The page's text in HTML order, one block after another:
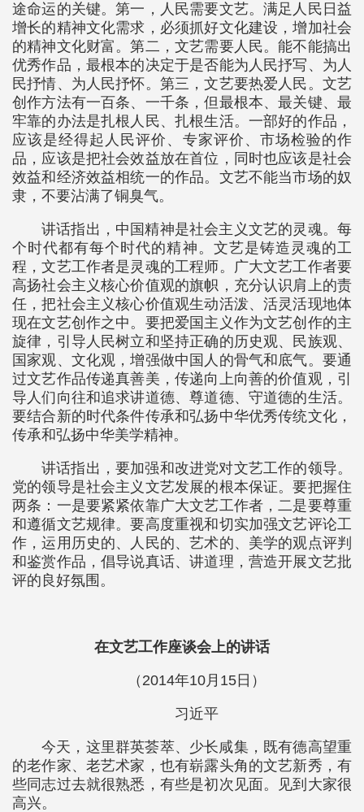
途命运的关键。第一，人民需要文艺。满足人民日益
增长的精神文化需求，必须抓好文化建设，增加社会
的精神文化财富。第二，文艺需要人民。能不能搞出
优秀作品，最根本的决定于是否能为人民抒写、为人
民抒情、为人民抒怀。第三，文艺要热爱人民。文艺
创作方法有一百条、一千条，但最根本、最关键、最
牢靠的办法是扎根人民、扎根生活。一部好的作品，
应该是经得起人民评价、专家评价、市场检验的作
品，应该是把社会效益放在首位，同时也应该是社会
效益和经济效益相统一的作品。文艺不能当市场的奴
隶，不要沾满了铜臭气。
讲话指出，中国精神是社会主义文艺的灵魂。每
个时代都有每个时代的精神。文艺是铸造灵魂的工
程，文艺工作者是灵魂的工程师。广大文艺工作者要
高扬社会主义核心价值观的旗帜，充分认识肩上的责
任，把社会主义核心价值观生动活泼、活灵活现地体
现在文艺创作之中。要把爱国主义作为文艺创作的主
旋律，引导人民树立和坚持正确的历史观、民族观、
国家观、文化观，增强做中国人的骨气和底气。要通
过文艺作品传递真善美，传递向上向善的价值观，引
导人们向往和追求讲道德、尊道德、守道德的生活。
要结合新的时代条件传承和弘扬中华优秀传统文化，
传承和弘扬中华美学精神。
讲话指出，要加强和改进党对文艺工作的领导。
党的领导是社会主义文艺发展的根本保证。要把握住
两条：一是要紧紧依靠广大文艺工作者，二是要尊重
和遵循文艺规律。要高度重视和切实加强文艺评论工
作，运用历史的、人民的、艺术的、美学的观点评判
和鉴赏作品，倡导说真话、讲道理，营造开展文艺批
评的良好氛围。
在文艺工作座谈会上的讲话
（2014年10月15日）
习近平
今天，这里群英荟萃、少长咸集，既有德高望重
的老作家、老艺术家，也有崭露头角的文艺新秀，有
些同志过去就很熟悉，有些是初次见面。见到大家很
高兴。